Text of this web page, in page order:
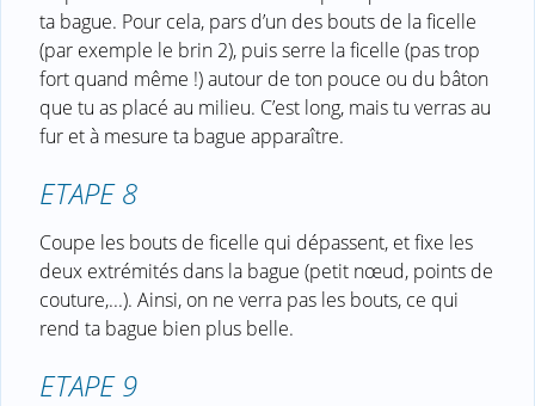
ta bague. Pour cela, pars d’un des bouts de la ficelle
(par exemple le brin 2), puis serre la ficelle (pas trop
fort quand même !) autour de ton pouce ou du bâton
que tu as placé au milieu. C’est long, mais tu verras au
fur et à mesure ta bague apparaître.
ETAPE 8
Coupe les bouts de ficelle qui dépassent, et fixe les
deux extrémités dans la bague (petit nœud, points de
couture,...). Ainsi, on ne verra pas les bouts, ce qui
rend ta bague bien plus belle.
ETAPE 9